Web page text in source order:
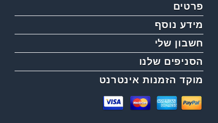
פרטים
מידע נוסף
חשבון שלי
הסניפים שלנו
מוקד הזמנות אינטרנט